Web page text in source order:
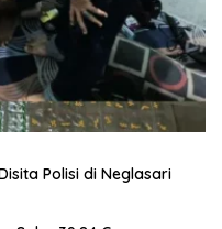
Polisi di Neglasari